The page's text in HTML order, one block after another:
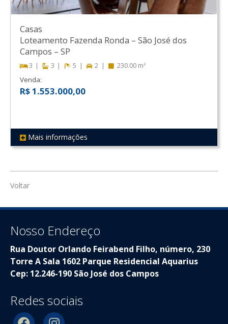
REF 266
Casas
Loteamento Fazenda Ronda – São José dos
Campos – SP
3 3 5 2 230.00 m²
Venda:
R$ 1.553.000,00
Mais informações
Voltar
Nosso Endereço
Rua Doutor Orlando Feirabend Filho, número, 230
Torre A Sala 1602 Parque Residencial Aquarius
Cep: 12.246-190 São José dos Campos
Redes sociais